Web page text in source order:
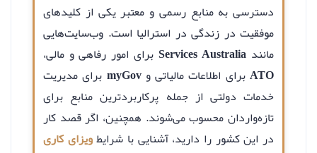
دسترسی به منابع رسمی و معتبر یکی از کلیدهای
موفقیت در زندگی در استرالیا است. وب‌سایت‌هایی
مانند Services Australia برای امور رفاهی و مالی،
ATOبرای اطلاعات مالیاتی وmyGov برای مدیریت
خدمات دولتی از جمله پرکاربردترین منابع برای
تازه‌واردان محسوب می‌شوند. همچنین، اگر قصد کار
در این کشور را دارید، آشنایی با شرایطویزای کاری